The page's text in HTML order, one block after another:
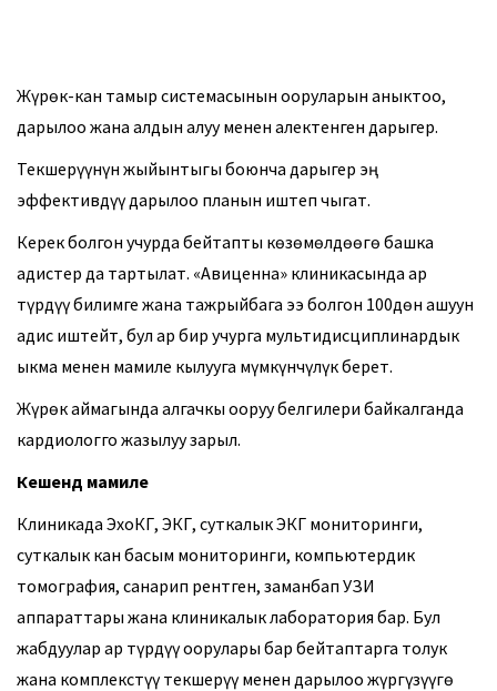
Жүрөк-кан тамыр системасынын ооруларын аныктоо,
дарылоо жана алдын алуу менен алектенген дарыгер.
Текшерүүнүн жыйынтыгы боюнча дарыгер эң
эффективдүү дарылоо планын иштеп чыгат.
Керек болгон учурда бейтапты көзөмөлдөөгө башка
адистер да тартылат. «Авиценна» клиникасында ар
түрдүү билимге жана тажрыйбага ээ болгон 100дөн ашуун
адис иштейт, бул ар бир учурга мультидисциплинардык
ыкма менен мамиле кылууга мүмкүнчүлүк берет.
Жүрөк аймагында алгачкы ооруу белгилери байкалганда
кардиологго жазылуу зарыл.
Кешендүү мамиле
Клиникада ЭхоКГ, ЭКГ, суткалык ЭКГ мониторинги,
суткалык кан басым мониторинги, компьютердик
томография, санарип рентген, заманбап УЗИ
аппараттары жана клиникалык лаборатория бар. Бул
жабдуулар ар түрдүү оорулары бар бейтаптарга толук
жана комплекстүү текшерүү менен дарылоо жүргүзүүгө